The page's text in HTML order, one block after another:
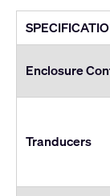
Enclosure
Tranducers